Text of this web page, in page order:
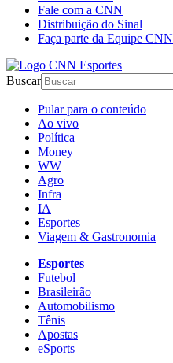
Fale com a CNN
Distribuição do Sinal
Faça parte da Equipe CNN
Buscar
Pular para o conteúdo
Ao vivo
Política
Money
WW
Agro
Infra
IA
Esportes
Viagem & Gastronomia
Esportes
Futebol
Brasileirão
Automobilismo
Tênis
Apostas
eSports